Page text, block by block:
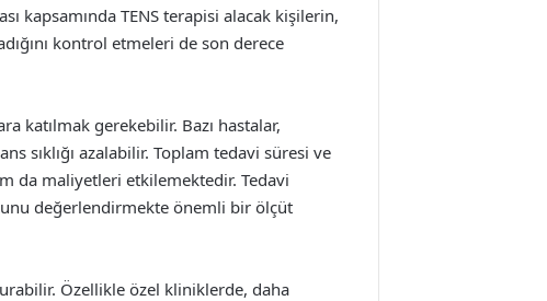
kapsamında TENS terapisi alacak kişilerin,
kontrol etmeleri de son derece
katılmak gerekebilir. Bazı hastalar,
sıklığı azalabilir. Toplam tedavi süresi ve
da maliyetleri etkilemektedir. Tedavi
değerlendirmekte önemli bir ölçüt
Özellikle özel kliniklerde, daha